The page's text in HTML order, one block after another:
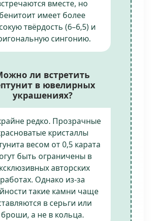
вместе, но
бенитоит имеет более
твёрдость (6–6,5) и
сингонию.
ли встретить
в ювелирных
украшениях?
редко. Прозрачные
кристаллы
весом от 0,5 карата
быть ограничены в
авторских
работах. Однако из-за
такие камни чаще
в серьги или
броши, а не в кольца.